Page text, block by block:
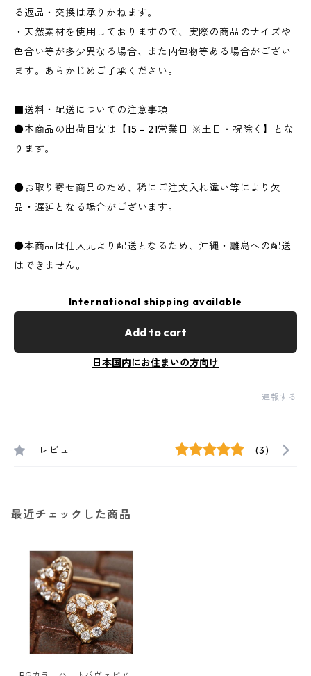
る返品・交換は承りかねます。
・天然素材を使用しておりますので、実際の商品のサイズや
色合い等が多少異なる場合、また内包物等ある場合がござい
ます。あらかじめご了承ください。
■送料・配送についての注意事項
●本商品の出荷目安は【15 - 21営業日 ※土日・祝除く】とな
ります。
●お取り寄せ商品のため、稀にご注文入れ違い等により欠
品・遅延となる場合がございます。
●本商品は仕入元より配送となるため、沖縄・離島への配送
はできません。
International shipping available
Add to cart
日本国内にお住まいの方向け
通報する
レビュー (3)
最近チェックした商品